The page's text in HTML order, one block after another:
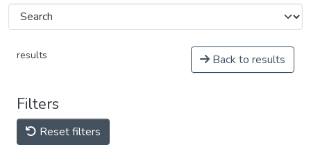
results Back to results
Filters
Reset filters